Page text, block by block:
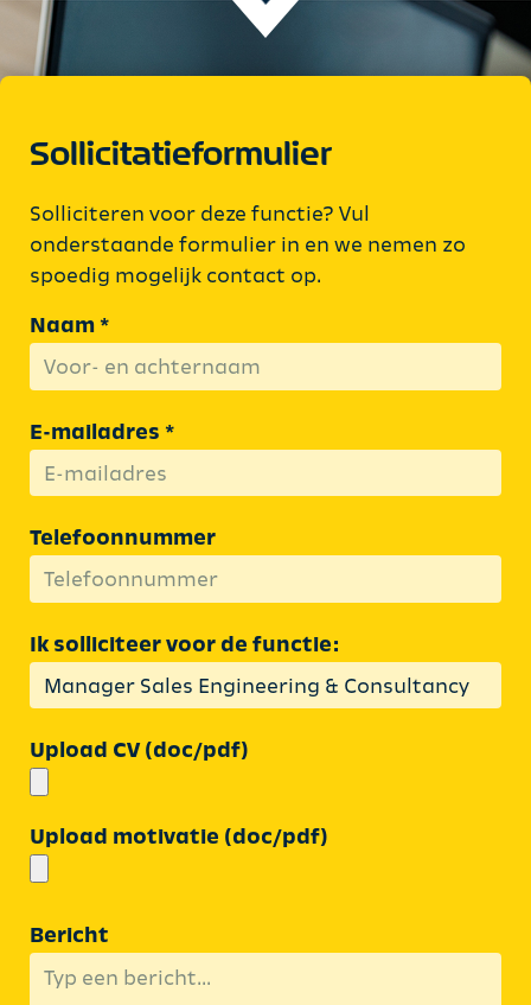
Sollicitatieformulier
Solliciteren voor deze functie? Vul
onderstaande formulier in en we nemen zo
spoedig mogelijk contact op.
Naam *
E-mailadres *
Telefoonnummer
Ik solliciteer voor de functie:
Upload CV (doc/pdf)
Upload motivatie (doc/pdf)
Bericht